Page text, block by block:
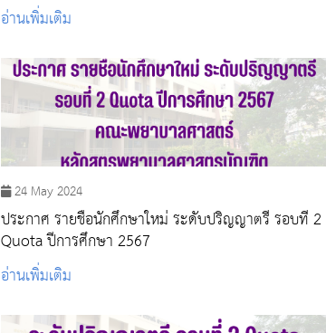
อ่านเพิ่มเติม
24 May 2024
ประกาศ รายชื่อนักศึกษาใหม่ ระดับปริญญาตรี รอบที่ 2
Quota ปีการศึกษา 2567
อ่านเพิ่มเติม